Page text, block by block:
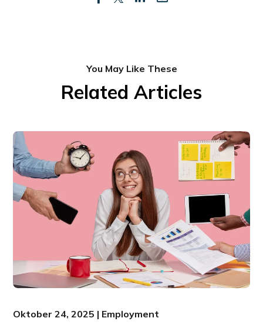
You May Like These
Related Articles
Oktober 24, 2025 | Employment